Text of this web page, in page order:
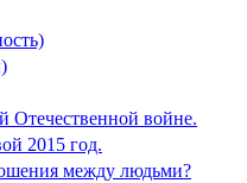
Отечественной войне.
2015 год.
между людьми?